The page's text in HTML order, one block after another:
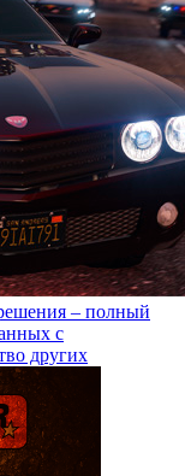
– полный
с
других